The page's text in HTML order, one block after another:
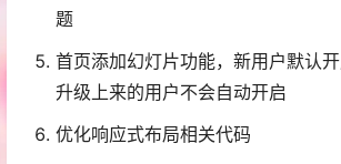
题
首页添加幻灯片功能，新用户默认
升级上来的用户不会自动开启
优化响应式布局相关代码